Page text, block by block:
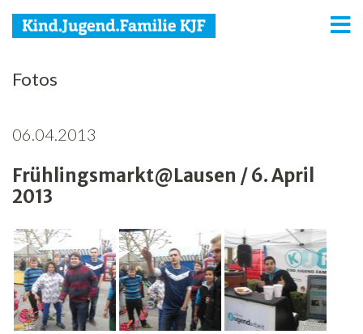
KJF
Jugend
Familie
Agenda
Netzwerk
Spenden
Fotos
06.04.2013
Frühlingsmarkt@Lausen / 6. April
2013